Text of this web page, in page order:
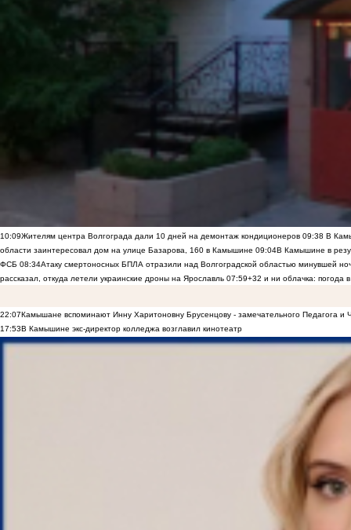
10:09Жителям центра Волгограда дали 10 дней на демонтаж кондиционеров 09:38 В
области заинтересовал дом на улице Базарова, 160 в Камышине 09:04В Камышине в
ФСБ 08:34Атаку смертоносных БПЛА отразили над Волгоградской областью минувшей
рассказал, откуда летели украинские дроны на Ярославль 07:59+32 и ни облачка: погода
22:07Камышане вспоминают Инну Харитоновну Брусенцову - замечательного Педагога и
17:53В Камышине экс-директор колледжа возглавил кинотеатр